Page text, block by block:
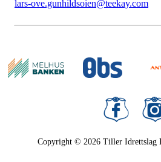
lars-ove.gunhildsoien@teekay.com
Copyright © 2026 Tiller Idrettslag